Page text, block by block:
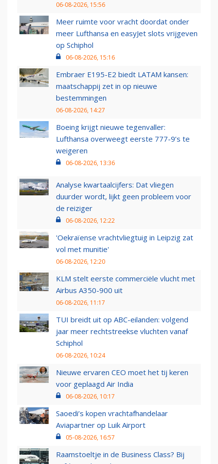
06-08-2026, 15:56
Meer ruimte voor vracht doordat onder
meer Lufthansa en easyJet slots vrijgeven
op Schiphol
06-08-2026, 15:16
Embraer E195-E2 biedt LATAM kansen:
maatschappij zet in op nieuwe
bestemmingen
06-08-2026, 14:27
Boeing krijgt nieuwe tegenvaller:
Lufthansa overweegt eerste 777-9’s te
weigeren
06-08-2026, 13:36
Analyse kwartaalcijfers: Dat vliegen
duurder wordt, lijkt geen probleem voor
de reiziger
06-08-2026, 12:22
'Oekraïense vrachtvliegtuig in Leipzig zat
vol met munitie'
06-08-2026, 12:20
KLM stelt eerste commerciële vlucht met
Airbus A350-900 uit
06-08-2026, 11:17
TUI breidt uit op ABC-eilanden: volgend
jaar meer rechtstreekse vluchten vanaf
Schiphol
06-08-2026, 10:24
Nieuwe ervaren CEO moet het tij keren
voor geplaagd Air India
06-08-2026, 10:17
Saoedi’s kopen vrachtafhandelaar
Aviapartner op Luik Airport
05-08-2026, 16:57
Raamstoeltje in de Business Class? Bij